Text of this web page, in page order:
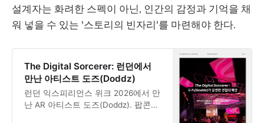
설계자는 화려한 스펙이 아닌, 인간의 감정과 기억을 채
워 넣을 수 있는 '스토리의 빈자리'를 마련해야 한다.
The Digital Sorcerer: 런던에서
만난 아티스트 도즈(Doddz)
런던 익스피리언스 위크 2026에서 만
난 AR 아티스트 도즈(Doddz). 팝콘